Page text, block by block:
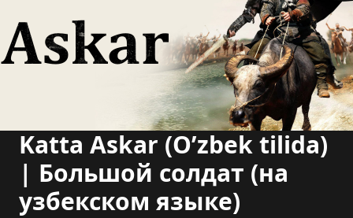
Katta Askar (O’zbek tilida)
| Большой солдат (на
узбекском языке)